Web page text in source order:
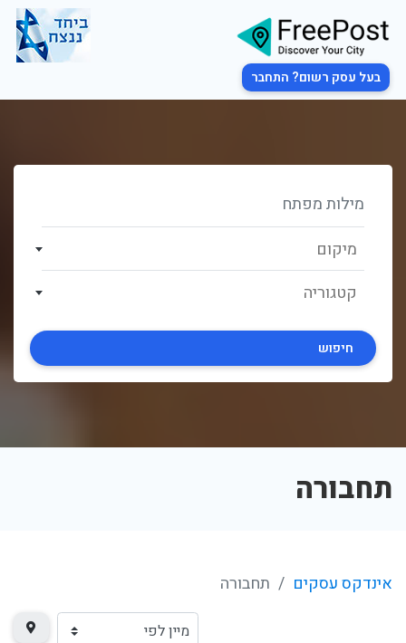
בעל עסק רשום? התחבר
מיקום
קטגוריה
חיפוש
תחבורה
אינדקס עסקים תחבורה